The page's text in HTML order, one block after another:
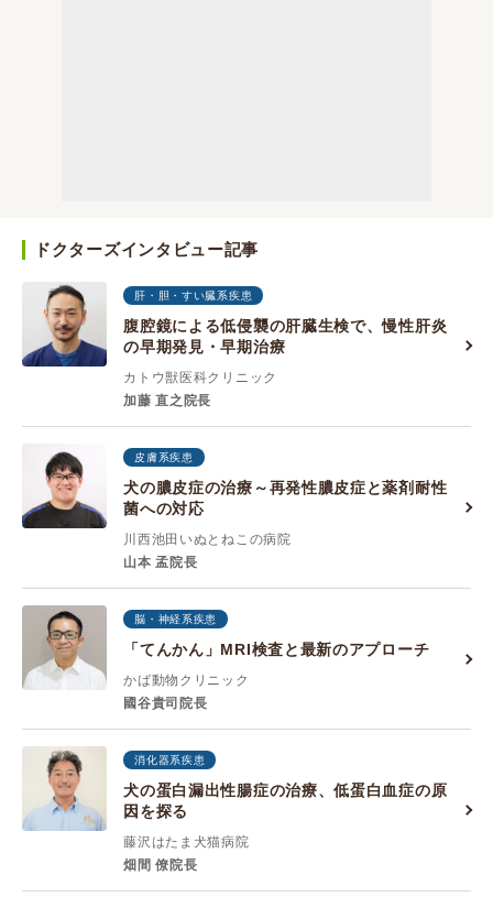
ドクターズインタビュー記事
肝・胆・すい臓系疾患
腹腔鏡による低侵襲の肝臓生検で、慢性肝炎
の早期発見・早期治療
カトウ獣医科クリニック
加藤 直之院長
皮膚系疾患
犬の膿皮症の治療～再発性膿皮症と薬剤耐性
菌への対応
川西池田いぬとねこの病院
山本 孟院長
脳・神経系疾患
「てんかん」MRI検査と最新のアプローチ
かば動物クリニック
國谷貴司院長
消化器系疾患
犬の蛋白漏出性腸症の治療、低蛋白血症の原
因を探る
藤沢はたま犬猫病院
畑間 僚院長